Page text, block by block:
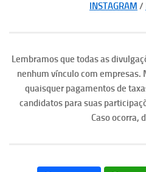
INSTAGRAM /
Lembramos que todas as
nenhum vínculo com
quaisquer pagamentos de
candidatos para suas
Caso ocorra,